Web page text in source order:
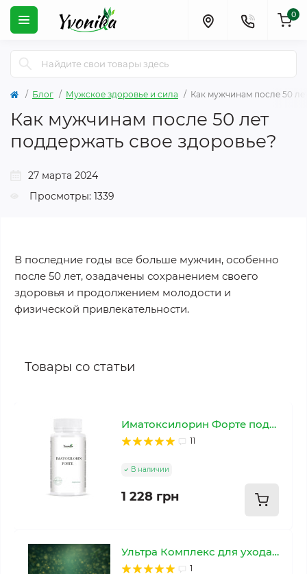
0
Блог Мужское здоровье и сила Как мужчинам после 50
Как мужчинам после 50 лет
поддержать свое здоровье?
27 марта 2024
Просмотры: 1339
В последние годы все больше мужчин, особенно
после 50 лет, озадачены сохранением своего
здоровья и продолжением молодости и
физической привлекательности.
Товары со статьи
Иматоксилорин Форте поддержка мужской интимной выносливости
11
В наличии
1 228 грн
Ультра Комплекс для ухода в интимной зоне у мужчин
1